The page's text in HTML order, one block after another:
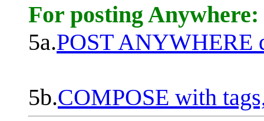
For posting Anywhere:
5a.POST ANYWHERE
5b.COMPOSE with